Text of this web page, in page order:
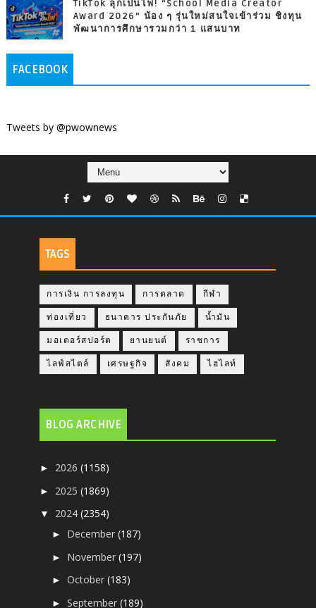
TikTok ลุกเป็นไฟ! “School Media Creator
Award 2026” น้อง ๆ รุ่นใหม่สนใจเข้าร่วม ชิงทุน
พัฒนาการศึกษารวมกว่า 1 แสนบาท
FACEBOOK
Tweets by @pwownews
TAGS
การเงิน การลงทุน การตลาด กีฬา
ท่องเที่ยว ธนาคาร ประกันภัย น้ำมัน
มอเตอร์สปอร์ต ยานยนต์ ราชการ
ไลฟ์สไตล์ เศรษฐกิจ สังคม ไฮไลท์
BLOG ARCHIVE
► 2026(1158)
► 2025(1869)
▼ 2024(2354)
► December(187)
► November(197)
►October(183)
►September(189)